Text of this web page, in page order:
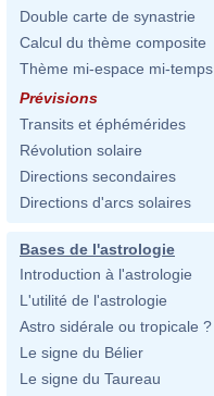
Double carte de synastrie
Calcul du thème composite
Thème mi-espace mi-temps
Prévisions
Transits et éphémérides
Révolution solaire
Directions secondaires
Directions d'arcs solaires
Bases de l'astrologie
Introduction à l'astrologie
L'utilité de l'astrologie
Astro sidérale ou tropicale ?
Le signe du Bélier
Le signe du Taureau